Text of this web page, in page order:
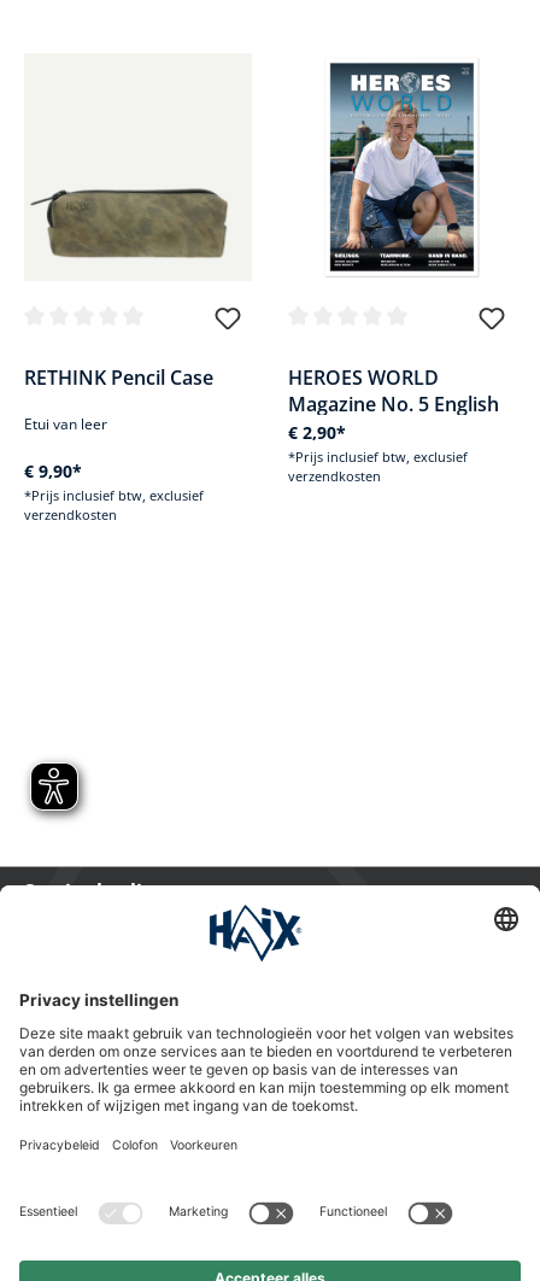
RETHINK Pencil Case
Etui van leer
€ 9,90*
*Prijs inclusief btw, exclusief
verzendkosten
HEROES WORLD
Magazine No. 5 English
€ 2,90*
*Prijs inclusief btw, exclusief
verzendkosten
Service hotline
HAIX Group
Shop Service
Nieuwsbrief